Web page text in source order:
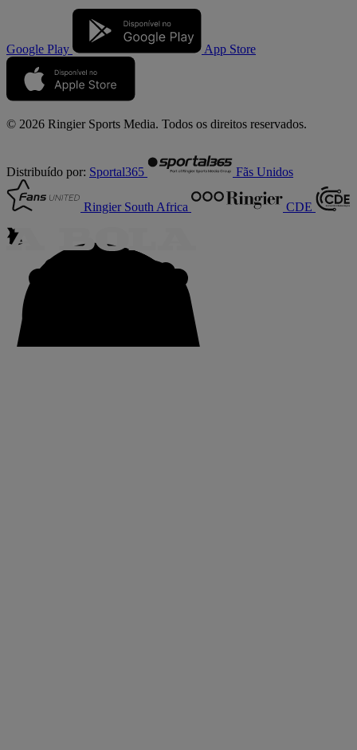
Google Play App Store
© 2026 Ringier Sports Media. Todos os direitos reservados.
Distribuído por: Sportal365 Fãs Unidos
Ringier South Africa CDE